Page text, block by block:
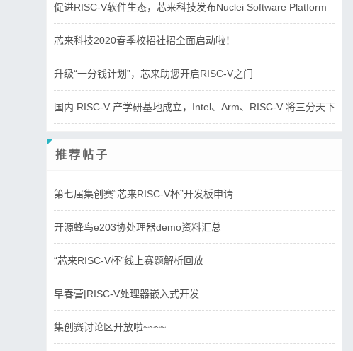
促进RISC-V软件生态，芯来科技发布Nuclei Software Platform
芯来科技2020春季校招社招全面启动啦！
升级“一分钱计划”，芯来助您开启RISC-V之门
国内 RISC-V 产学研基地成立，Intel、Arm、RISC-V 将三分天下？
推荐帖子
第七届集创赛“芯来RISC-V杯”开发板申请
开源蜂鸟e203协处理器demo资料汇总
“芯来RISC-V杯”线上赛题解析回放
早春营|RISC-V处理器嵌入式开发
集创赛讨论区开放啦~~~~